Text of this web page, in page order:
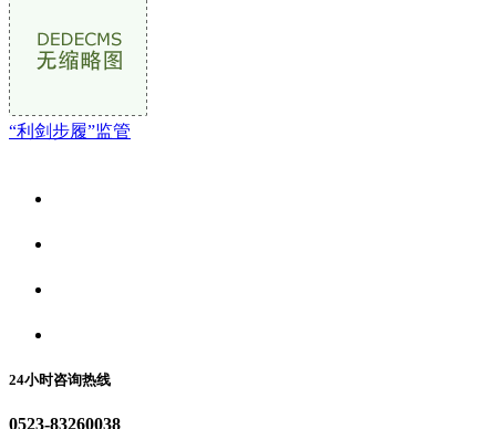
“利剑步履”监管
24小时咨询热线
0523-83260038